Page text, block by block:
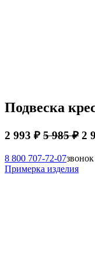
Подвеска
2 993 ₽ 5 985 ₽ 2
8 800 707-72-07
Примерка изделия